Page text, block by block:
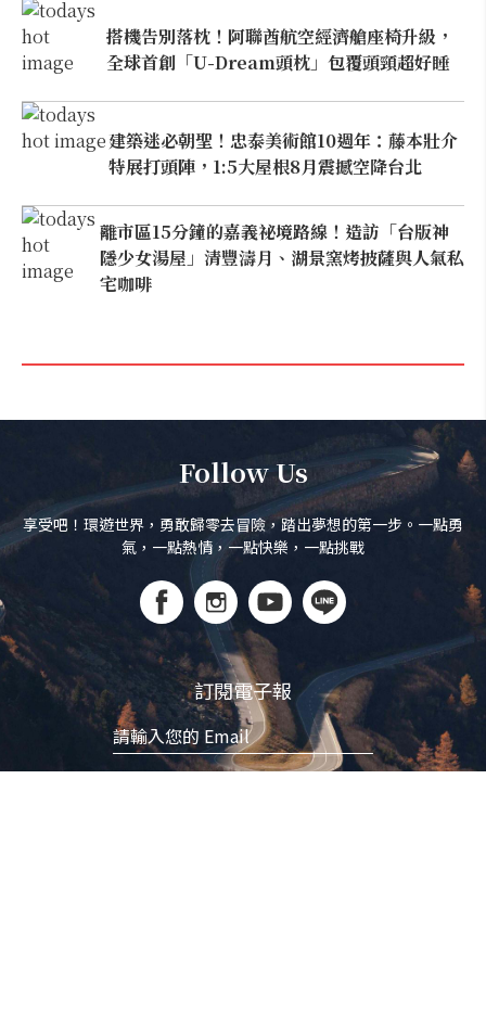
搭機告別落枕！阿聯酋航空經濟艙座椅升級，
全球首創「U-Dream頭枕」包覆頭頸超好睡
建築迷必朝聖！忠泰美術館10週年：藤本壯介
特展打頭陣，1:5大屋根8月震撼空降台北
離市區15分鐘的嘉義祕境路線！造訪「台版神
隱少女湯屋」清豐濤月、湖景窯烤披薩與人氣私
宅咖啡
Follow Us
享受吧！環遊世界，勇敢歸零去冒險，踏出夢想的第一步。一點勇
氣，一點熱情，一點快樂，一點挑戰
訂閱電子報